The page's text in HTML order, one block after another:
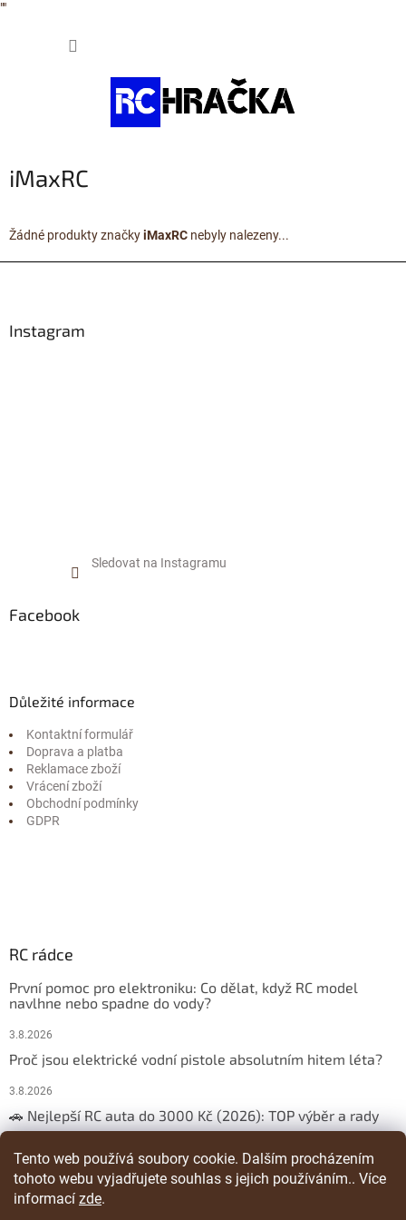
""
Tento web používá soubory cookie. Dalším procházením
tohoto webu vyjadřujete souhlas s jejich používáním.. Více
informací zde.
iMaxRC
Žádné produkty značkyiMaxRC nebyly nalezeny...
Instagram
Sledovat na Instagramu
Facebook
Důležité informace
Kontaktní formulář
Doprava a platba
Reklamace zboží
Vrácení zboží
Obchodní podmínky
GDPR
RC rádce
První pomoc pro elektroniku: Co dělat, když RC model
navlhne nebo spadne do vody?
3.8.2026
Proč jsou elektrické vodní pistole absolutním hitem léta?
3.8.2026
🚗 Nejlepší RC auta do 3000 Kč (2026): TOP výběr a rady
ARCHIV